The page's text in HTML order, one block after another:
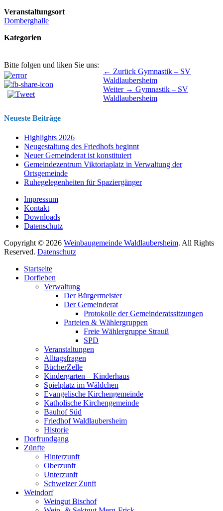
Veranstaltungsort
Domberghalle
Kategorien
Bitte folgen und liken Sie uns:
Beitragsnavigation ← Zurück Vorhergehender
Beitrag:
Gymnastik – SV
Waldlaubersheim
Weiter → Nächster
Beitrag:
Gymnastik – SV
Waldlaubersheim
Neueste Beiträge
Highlights 2026
Neugestaltung des Friedhofs beginnt
Neuer Gemeinderat ist konstituiert
Gemeindezentrum Viktoriaplatz in Verwaltung der
Ortsgemeinde
Ruhegelegenheiten für Spaziergänger
Impressum
Kontakt
Downloads
Datenschutz
Copyright © 2026 Weinbaugemeinde Waldlaubersheim. All Rights
Reserved. Datenschutz
oben
scrollen
Startseite
Dorfleben
Verwaltung
Der Bürgermeister
Der Gemeinderat
Protokolle der Gemeinderatssitzungen
Parteien & Wählergruppen
Freie Wählergruppe Strauß
SPD
Veranstaltungen
Alltagsfragen
BücherZelle
Kindergarten – Kinderhaus
Spielplatz im Wäldchen
Evangelische Kirchengemeinde
Katholische Kirchengemeinde
Bauhof Süd
Friedhof Waldlaubersheim
Historie
Dorfrundgang
Zünfte
Hinterzunft
Oberzunft
Unterzunft
Schweizer Zunft
Weindorf
Weingut Bischof